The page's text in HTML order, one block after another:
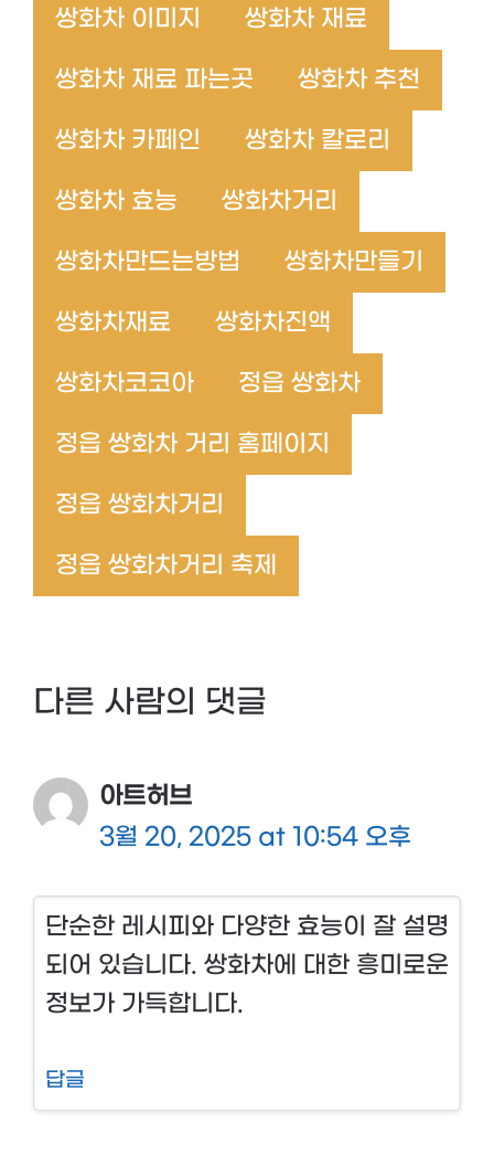
쌍화차 이미지 쌍화차 재료
쌍화차 재료 파는곳 쌍화차 추천
쌍화차 카페인 쌍화차 칼로리
쌍화차 효능 쌍화차거리
쌍화차만드는방법 쌍화차만들기
쌍화차재료 쌍화차진액
쌍화차코코아 정읍 쌍화차
정읍 쌍화차 거리 홈페이지
정읍 쌍화차거리
정읍 쌍화차거리 축제
다른 사람의 댓글
아트허브
3월 20, 2025 at 10:54 오후
단순한 레시피와 다양한 효능이 잘 설명
되어 있습니다. 쌍화차에 대한 흥미로운
정보가 가득합니다.
답글